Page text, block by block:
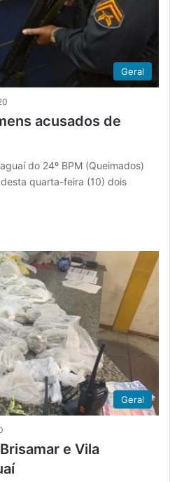
Geral
acusados de
do 24º BPM (Queimados)
quarta-feira (10) dois
Geral
e Vila